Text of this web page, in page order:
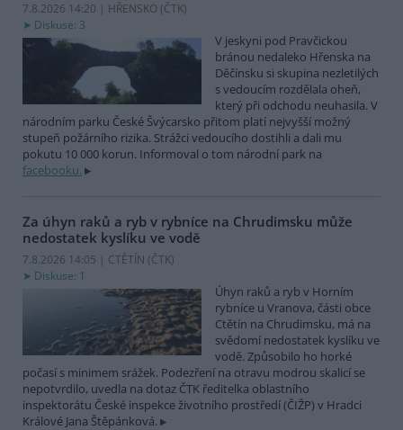
7.8.2026 14:20 | HŘENSKO (ČTK)
Diskuse: 3
V jeskyni pod Pravčickou
bránou nedaleko Hřenska na
Děčínsku si skupina nezletilých
s vedoucím rozdělala oheň,
který při odchodu neuhasila. V
národním parku České Švýcarsko přitom platí nejvyšší možný
stupeň požárního rizika. Strážci vedoucího dostihli a dali mu
pokutu 10 000 korun. Informoval o tom národní park na
facebooku.
Za úhyn raků a ryb v rybníce na Chrudimsku může
nedostatek kyslíku ve vodě
7.8.2026 14:05 | CTĚTÍN (ČTK)
Diskuse: 1
Úhyn raků a ryb v Horním
rybníce u Vranova, části obce
Ctětín na Chrudimsku, má na
svědomí nedostatek kyslíku ve
vodě. Způsobilo ho horké
počasí s minimem srážek. Podezření na otravu modrou skalicí se
nepotvrdilo, uvedla na dotaz ČTK ředitelka oblastního
inspektorátu České inspekce životního prostředí (ČIŽP) v Hradci
Králové Jana Štěpánková.